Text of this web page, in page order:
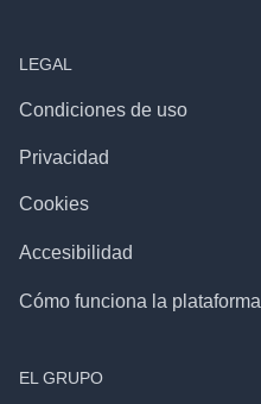
LEGAL
Condiciones de uso
Privacidad
Cookies
Accesibilidad
Cómo funciona la plataforma
EL GRUPO